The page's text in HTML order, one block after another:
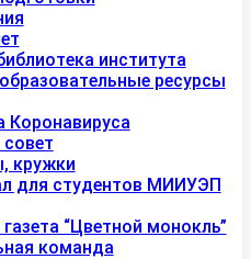
института
ресурсы
Коронавируса
кружки
для студентов МИИУЭП
“Цветной монокль”
команда